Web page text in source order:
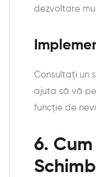
dezvoltare
Consultați un
ajuta să vă
funcție de
6.